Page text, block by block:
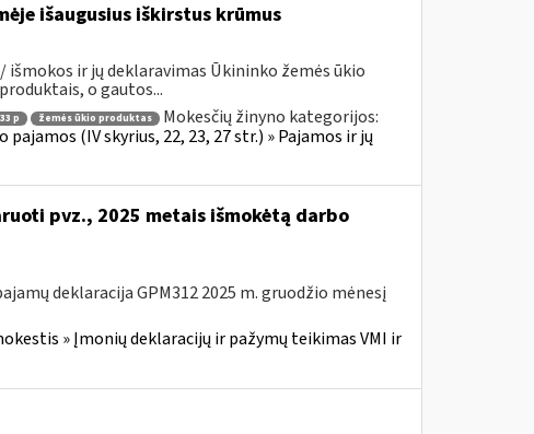
išaugusius iškirstus krūmus
ir jų deklaravimas Ūkininko žemės ūkio
o gautos...
p žemės ūkio produktas
Mokesčių žinyno kategorijos:
(IV skyrius, 22, 23, 27 str.) » Pajamos ir jų
pvz., 2025 metais išmokėtą darbo
deklaracija GPM312 2025 m. gruodžio mėnesį
» Įmonių deklaracijų ir pažymų teikimas VMI ir